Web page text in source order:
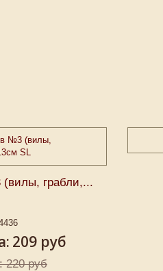
грабли,...
209 руб
220 руб